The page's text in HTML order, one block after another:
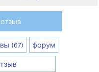
(67) форум